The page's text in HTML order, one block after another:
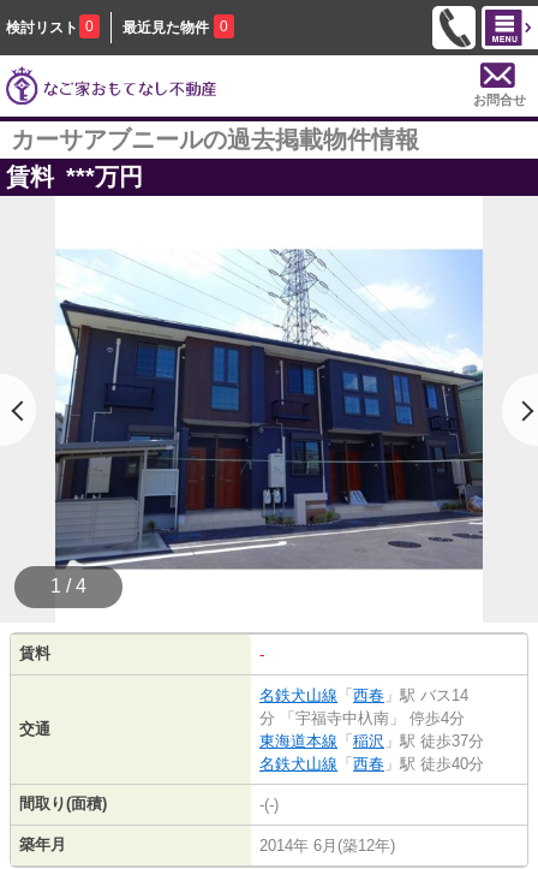
検討リスト 0 最近見た物件 0
お問合せ
カーサアブニールの過去掲載物件情報
賃料 ***万円
1 / 4
賃料 -
交通
名鉄犬山線 「 西春 」駅 バス14
分 「宇福寺中杁南」 停歩4分
東海道本線 「 稲沢 」駅 徒歩37分
名鉄犬山線 「 西春 」駅 徒歩40分
間取り(面積) -(-)
築年月 2014年 6月(築12年)